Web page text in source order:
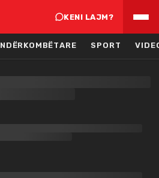
KENI LAJM?
NDËRKOMBËTARE SPORT